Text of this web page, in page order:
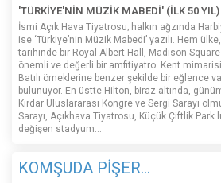
'TÜRKİYE'NİN MÜZİK MABEDİ' (İLK 50 YIL)
İsmi Açık Hava Tiyatrosu; halkın ağzında
ise ‘Türkiye’nin Müzik Mabedi’ yazılı. Hem
tarihinde bir Royal Albert Hall, Madison
önemli ve değerli bir amfitiyatro. Kent
Batılı örneklerine benzer şekilde bir eğlence
bulunuyor. En üstte Hilton, biraz altında,
Kırdar Uluslararası Kongre ve Sergi Sarayı
Sarayı, Açıkhava Tiyatrosu, Küçük Çiftlik Park
değişen stadyum…
KOMŞUDA PİŞER...